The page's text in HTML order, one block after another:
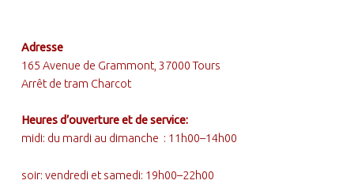
FOOTER SIDEBAR
Adresse
165 Avenue de Grammont, 37000 Tours
Arrêt de tram Charcot
Heures d’ouverture et de service:
midi: du mardi au dimanche : 11h00–14h00
soir: vendredi et samedi: 19h00–22h00